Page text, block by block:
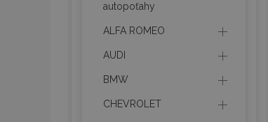
autopoťahy
ALFA ROMEO
AUDI
BMW
CHEVROLET